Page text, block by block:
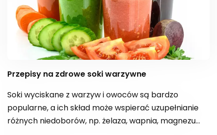
Przepisy na zdrowe soki warzywne
Soki wyciskane z warzyw i owoców są bardzo
popularne, a ich skład może wspierać uzupełnianie
różnych niedoborów, np. żelaza, wapnia, magnezu